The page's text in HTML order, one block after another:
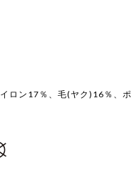
ロン17％、毛(ヤク)16％、ポ